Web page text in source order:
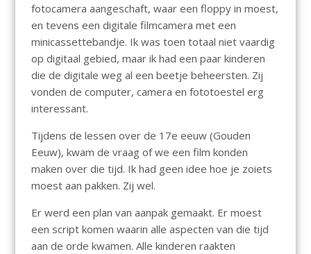
fotocamera aangeschaft, waar een floppy in moest,
en tevens een digitale filmcamera met een
minicassettebandje. Ik was toen totaal niet vaardig
op digitaal gebied, maar ik had een paar kinderen
die de digitale weg al een beetje beheersten. Zij
vonden de computer, camera en fototoestel erg
interessant.
Tijdens de lessen over de 17e eeuw (Gouden
Eeuw), kwam de vraag of we een film konden
maken over die tijd. Ik had geen idee hoe je zoiets
moest aan pakken. Zij wel.
Er werd een plan van aanpak gemaakt. Er moest
een script komen waarin alle aspecten van die tijd
aan de orde kwamen. Alle kinderen raakten